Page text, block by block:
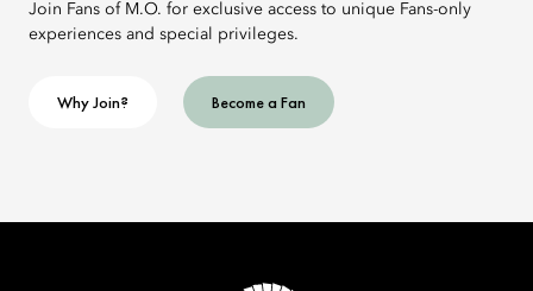
Join Fans of M.O. for exclusive access to unique Fans-only
experiences and special privileges.
Why Join? Become a Fan